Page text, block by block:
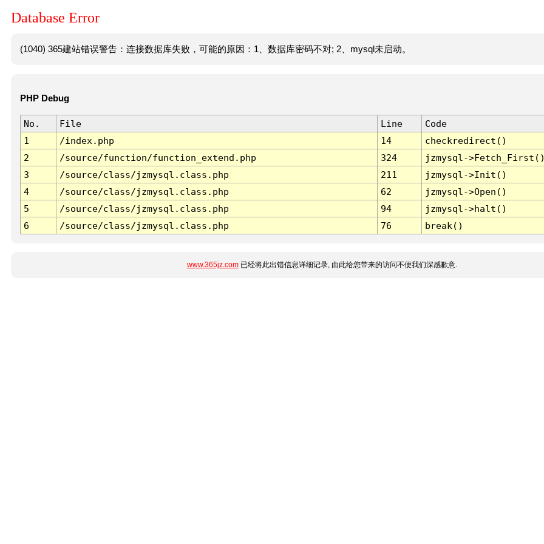
Database Error
(1040) 365建站错误警告：连接数据库失败，可能的原因：1、数据库密码不对; 2、mysql未启动。
PHP Debug
No. File Line
Code
1
/index.php 14
checkredirect()
2
/source/function/function_extend.php 324
jzmysql-
3
/source/class/jzmysql.class.php 211
jzmysql->Init()
4
/source/class/jzmysql.class.php 62
jzmysql->Open()
5
/source/class/jzmysql.class.php 94
jzmysql->halt()
6
/source/class/jzmysql.class.php 76 break()
www.365jz.com已经将此出错信息详细记录, 由此给您带来的访问不便我们深感歉意.